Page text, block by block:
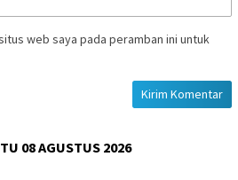
web saya pada peramban ini untuk
08 AGUSTUS 2026